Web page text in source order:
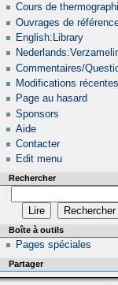
Cours de
Ouvrages de
English:Library
Commentaires/
Modifications récentes
Page au hasard
Sponsors
Aide
Contacter
Edit menu
Rechercher
Boîte à outils
Pages spéciales
Partager